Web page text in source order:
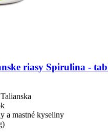
riasy Spirulina -​
a mastné kyseliny